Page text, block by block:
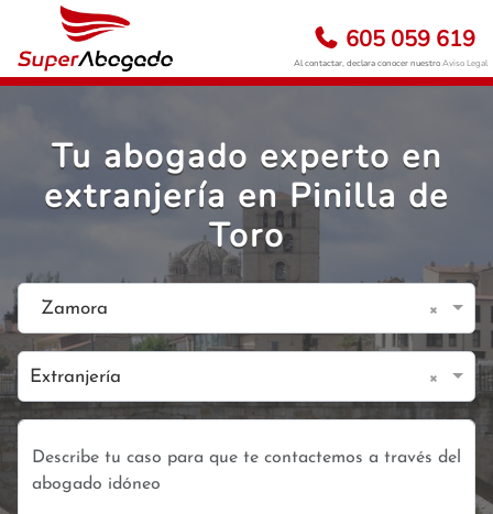
605 059 619
Al contactar, declara conocer nuestroAviso Legal
Tu abogado experto en
extranjería en Pinilla de
Toro
Zamora ×
Extranjería ×